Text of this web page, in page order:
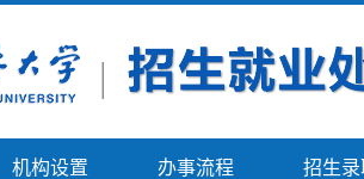
机构设置 办事流程 招生录